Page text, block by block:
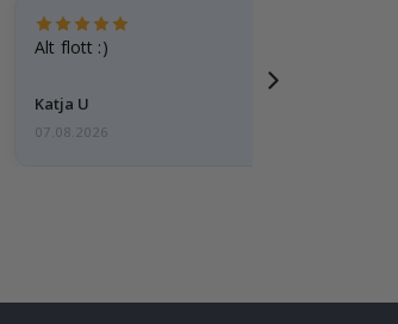
Alt flott :)
Katja U
07.08.2026